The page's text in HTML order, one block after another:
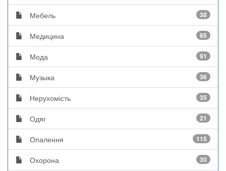
Мебель 38
Медицина 85
Мода 91
Музыка 36
Нерухомість 35
Одяг 21
Опалення 115
Охорона 30